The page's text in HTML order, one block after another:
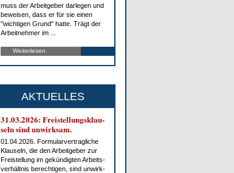
muss der Ar­beit­ge­ber dar­le­gen und
be­wei­sen, dass er für sie ei­nen
"wich­ti­gen Grund" hat­te. Trägt der
Ar­beit­neh­mer im ...
Weiterlesen
AKTUELLES
31.03.2026: Frei­stel­lungs­klau­
seln sind un­wirk­sam.
01.04.2026. For­mu­lar­ver­trag­li­che
Klau­seln, die den Ar­beit­ge­ber zur
Frei­stel­lung im ge­kün­dig­ten Ar­beits­
ver­hält­nis be­rech­ti­gen, sind un­wirk­